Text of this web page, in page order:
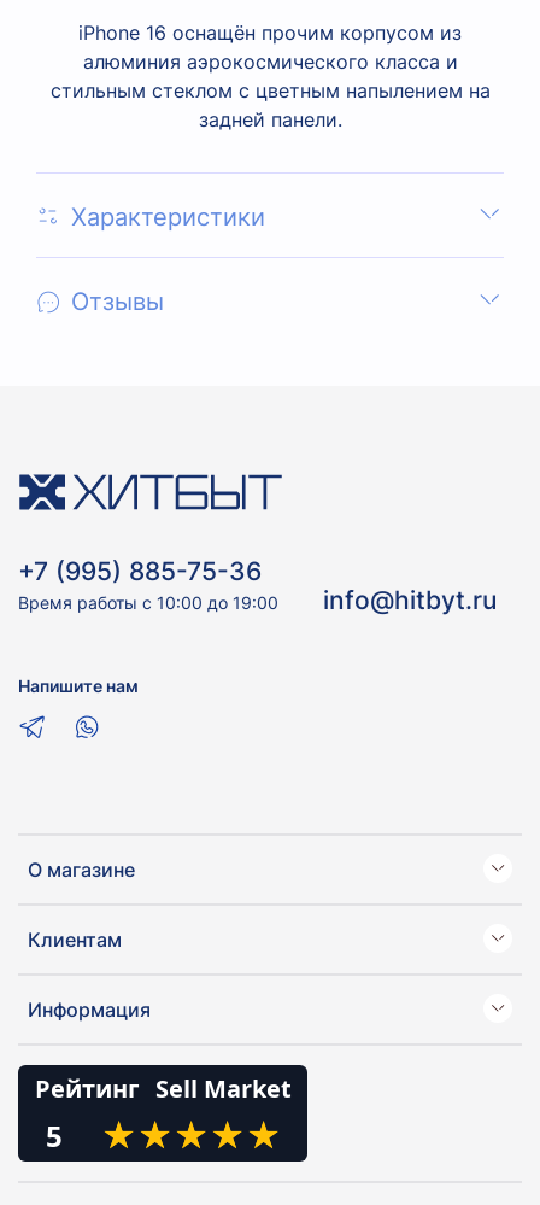
iPhone 16 оснащён прочим корпусом из
алюминия аэрокосмического класса и
стильным стеклом с цветным напылением на
задней панели.
Характеристики
Отзывы
О магазине
Клиентам
Информация
Рейтинг Sell Market
5 ★
★★
★★
★★
★★
★
+7 (995) 885-75-36
Время работы с 10:00 до 19:00 info@hitbyt.ru
Напишите нам